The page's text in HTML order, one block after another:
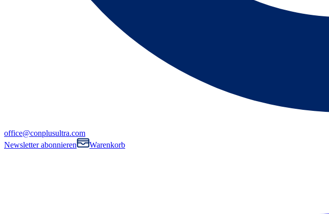
office@conplusultra.com
Newsletter abonnieren
Warenkorb